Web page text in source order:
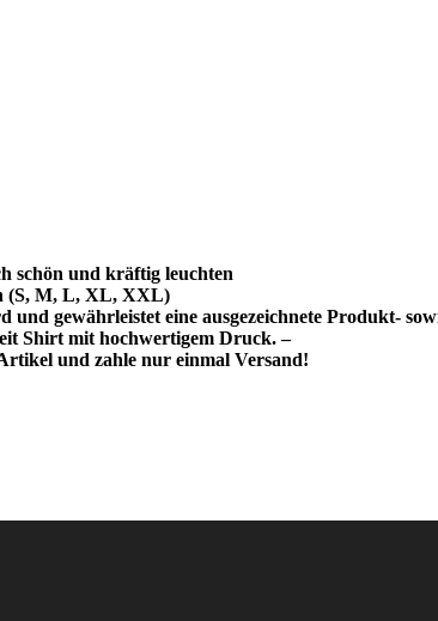
schön und kräftig leuchten
(S, M, L, XL, XXL)
gewährleistet eine ausgezeichnete Produkt-
Shirt mit hochwertigem Druck. –
und zahle nur einmal Versand!